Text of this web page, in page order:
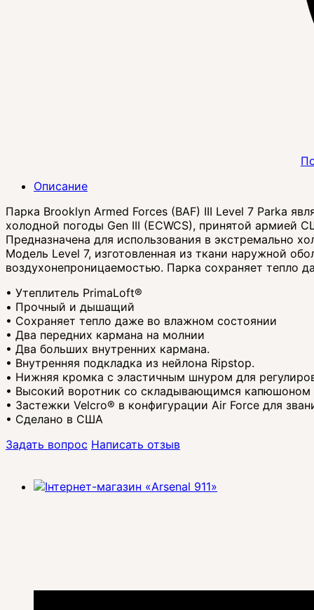
Описание
Парка Brooklyn Armed Forces (BAF) III Level 7 Parka
холодной погоды Gen III (ECWCS), принятой армией
Предназначена для использования в экстремально
Модель Level 7, изготовленная из ткани наружной
воздухонепроницаемостью. Парка сохраняет тепло
• Утеплитель PrimaLoft®
• Прочный и дышащий
• Сохраняет тепло даже во влажном состоянии
• Два передних кармана на молнии
• Два больших внутренних кармана.
• Внутренняя подкладка из нейлона Ripstop.
• Нижняя кромка с эластичным шнуром для
• Высокий воротник со складывающимся капюшоном
• Застежки Velcro® в конфигурации Air Force для
• Сделано в США
Задать вопрос Написать отзыв